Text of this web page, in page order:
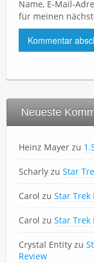
Name, E-Mail-
für meinen
Neueste
Heinz Mayer zu
Scharly zu Star
Carol zu Star Trek
Carol zu Star Trek
Crystal Entity zu
Review